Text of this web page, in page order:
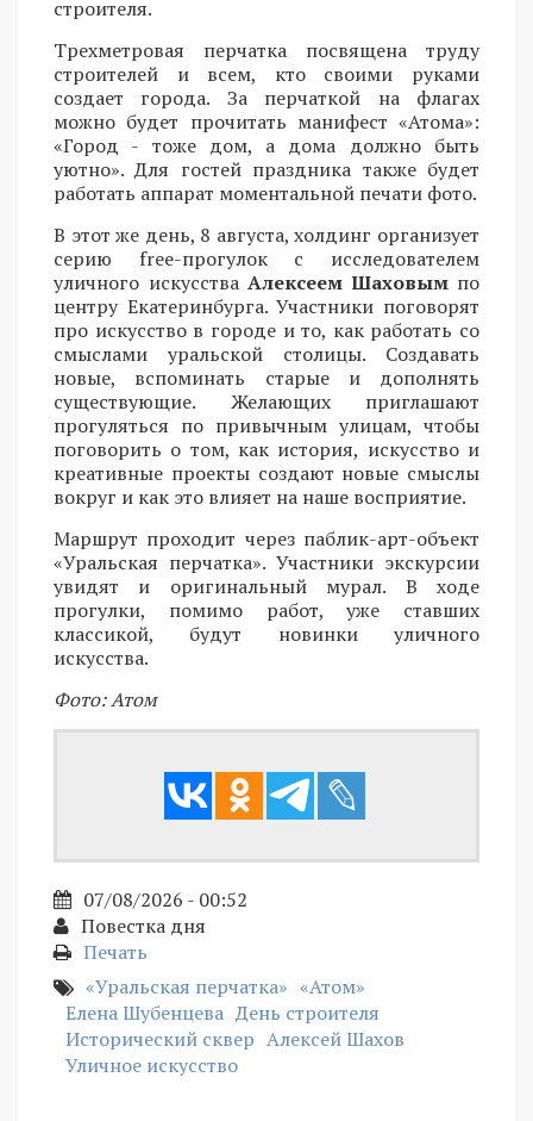
строителя.
Трехметровая перчатка посвящена труду
строителей и всем, кто своими руками
создает города. За перчаткой на флагах
можно будет прочитать манифест «Атома»:
«Город - тоже дом, а дома должно быть
уютно». Для гостей праздника также будет
работать аппарат моментальной печати фото.
В этот же день, 8 августа, холдинг организует
серию free-прогулок с исследователем
уличного искусства Алексеем Шаховым по
центру Екатеринбурга. Участники поговорят
про искусство в городе и то, как работать со
смыслами уральской столицы. Создавать
новые, вспоминать старые и дополнять
существующие. Желающих приглашают
прогуляться по привычным улицам, чтобы
поговорить о том, как история, искусство и
креативные проекты создают новые смыслы
вокруг и как это влияет на наше восприятие.
Маршрут проходит через паблик-арт-объект
«Уральская перчатка». Участники экскурсии
увидят и оригинальный мурал. В ходе
прогулки, помимо работ, уже ставших
классикой, будут новинки уличного
искусства.
Фото: Атом
07/08/2026 - 00:52
Повестка дня
Печать
«Уральская перчатка» «Атом»
Елена Шубенцева День строителя
Исторический сквер Алексей Шахов
Уличное искусство